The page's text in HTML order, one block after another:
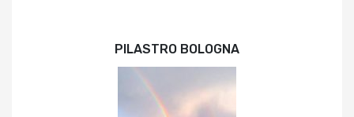
PILASTRO BOLOGNA